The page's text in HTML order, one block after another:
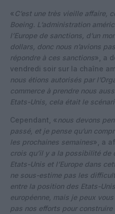
« C’est une très vieille affaire,
Boeing. L’administration
l’Europe de sanctions, d’un
dollars, donc nous n’avions
répondre à ces sanctions», a
vendredi soir sur la chaîne
nous étions autorisés par
commerce à prendre nous
Etats-Unis, cela était le
Cependant, « nous devons
passé, et je pense qu’un
les prochaines semaines», a
crois qu’il y a la possibilité de
Etats-Unis et l’Europe dans
ne sous-estime pas les
entre la position des Etats-
européenne, mais je peux
pas nos efforts pour